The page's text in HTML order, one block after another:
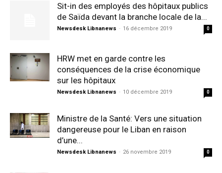
Sit-in des employés des hôpitaux publics
de Saïda devant la branche locale de la...
Newsdesk Libnanews - 16 décembre 2019 0
HRW met en garde contre les
conséquences de la crise économique
sur les hôpitaux
Newsdesk Libnanews - 10 décembre 2019 0
Ministre de la Santé: Vers une situation
dangereuse pour le Liban en raison
d’une...
Newsdesk Libnanews - 26 novembre 2019 0